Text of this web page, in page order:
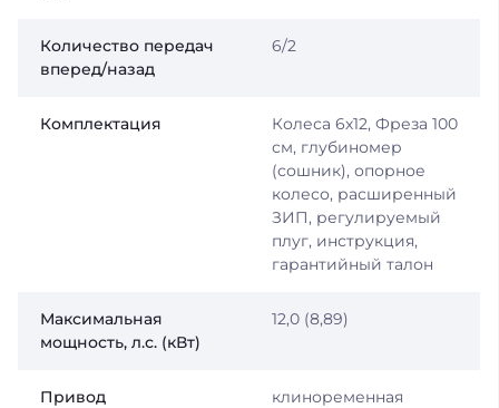
Количество передач
вперед/назад
6/2
Комплектация
Колеса 6х12, Фреза 100
см, глубиномер
(сошник), опорное
колесо, расширенный
ЗИП, регулируемый
плуг, инструкция,
гарантийный талон
Максимальная
мощность, л.с. (кВт)
12,0 (8,89)
Привод
клиноременная